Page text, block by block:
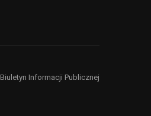
Biuletyn Informacji Publicznej